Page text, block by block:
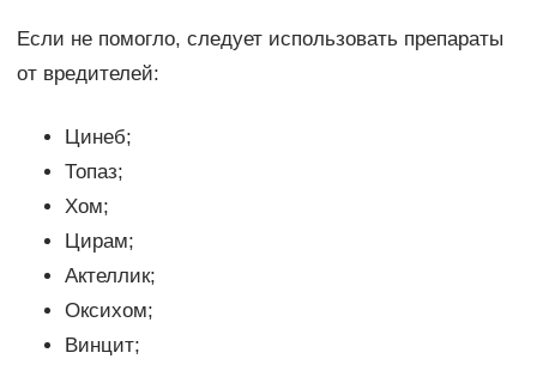
Если не помогло, следует использовать препараты
от вредителей:
Цинеб;
Топаз;
Хом;
Цирам;
Актеллик;
Оксихом;
Винцит;